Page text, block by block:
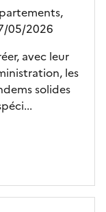
05/2026
avec leur
les
solides